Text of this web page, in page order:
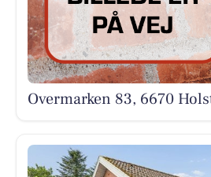
Overmarken 83, 6670